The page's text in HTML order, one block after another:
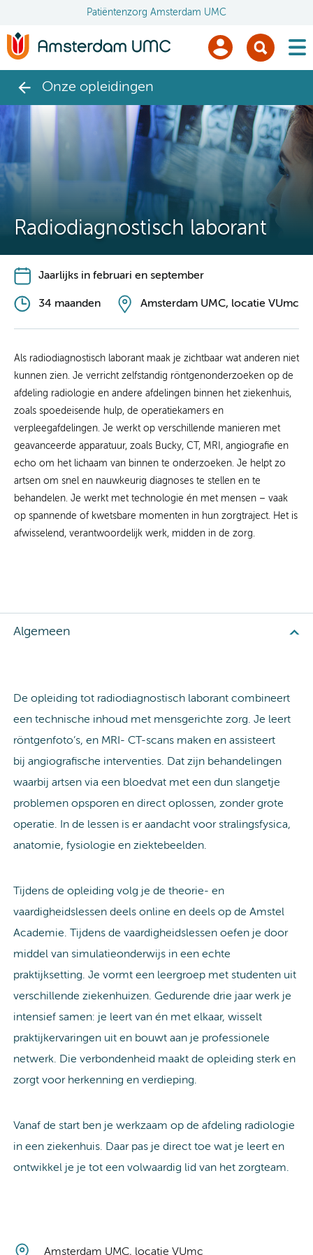
Patiëntenzorg Amsterdam UMC
Onze opleidingen
Radiodiagnostisch laborant
Jaarlijks in februari en september
34 maanden Amsterdam UMC, locatie VUmc
Als radiodiagnostisch laborant maak je zichtbaar wat anderen niet
kunnen zien. Je verricht zelfstandig röntgenonderzoeken op de
afdeling radiologie en andere afdelingen binnen het ziekenhuis,
zoals spoedeisende hulp, de operatiekamers en
verpleegafdelingen. Je werkt op verschillende manieren met
geavanceerde apparatuur, zoals Bucky, CT, MRI, angiografie en
echo om het lichaam van binnen te onderzoeken. Je helpt zo
artsen om snel en nauwkeurig diagnoses te stellen en te
behandelen. Je werkt met technologie én met mensen – vaak
op spannende of kwetsbare momenten in hun zorgtraject. Het is
afwisselend, verantwoordelijk werk, midden in de zorg.
Algemeen
De opleiding tot radiodiagnostisch laborant combineert
een technische inhoud met mensgerichte zorg. Je leert
röntgenfoto’s, en MRI- CT-scans maken en assisteert
bij angiografische interventies. Dat zijn behandelingen
waarbij artsen via een bloedvat met een dun slangetje
problemen opsporen en direct oplossen, zonder grote
operatie. In de lessen is er aandacht voor stralingsfysica,
anatomie, fysiologie en ziektebeelden.
Tijdens de opleiding volg je de theorie- en
vaardigheidslessen deels online en deels op de Amstel
Academie. Tijdens de vaardigheidslessen oefen je door
middel van simulatieonderwijs in een echte
praktijksetting. Je vormt een leergroep met studenten uit
verschillende ziekenhuizen. Gedurende drie jaar werk je
intensief samen: je leert van én met elkaar, wisselt
praktijkervaringen uit en bouwt aan je professionele
netwerk. Die verbondenheid maakt de opleiding sterk en
zorgt voor herkenning en verdieping.
Vanaf de start ben je werkzaam op de afdeling radiologie
in een ziekenhuis. Daar pas je direct toe wat je leert en
ontwikkel je je tot een volwaardig lid van het zorgteam.
Amsterdam UMC, locatie VUmc